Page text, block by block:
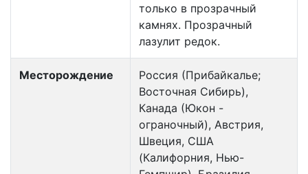
только в прозрачный
камнях. Прозрачный
лазулит редок.
Месторождение
Россия (Прибайкалье;
Восточная Сибирь),
Канада (Юкон -
ограночный), Австрия,
Швеция, США
(Калифорния, Нью-